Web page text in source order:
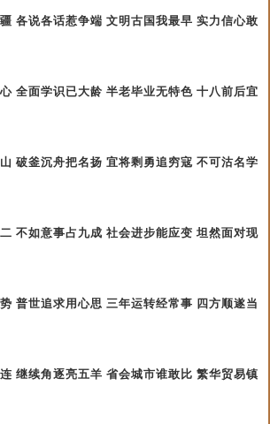
各说各话惹争端 文明古国我最早 实力信心敢
全面学识已大龄 半老毕业无特色 十八前后宜
破釜沉舟把名扬 宜将剩勇追穷寇 不可沽名学
不如意事占九成 社会进步能应变 坦然面对现
普世追求用心思 三年运转经常事 四方顺遂当
继续角逐亮五羊 省会城市谁敢比 繁华贸易镇